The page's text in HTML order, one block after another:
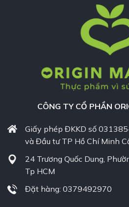
CÔNG TY CỔ PHẦN
Giấy phép ĐKKD số
và Đầu tư TP Hồ Chí Minh
24 Trương Quốc Dung,
Tp HCM
Đặt hàng: 0379492970